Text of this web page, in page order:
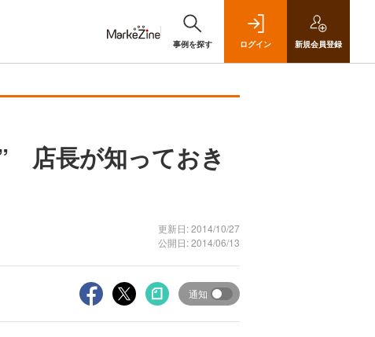
事例を探す ログイン 新規会員登録
店長が知っておき
更新日: 2014/10/27
公開日: 2014/06/13
通知